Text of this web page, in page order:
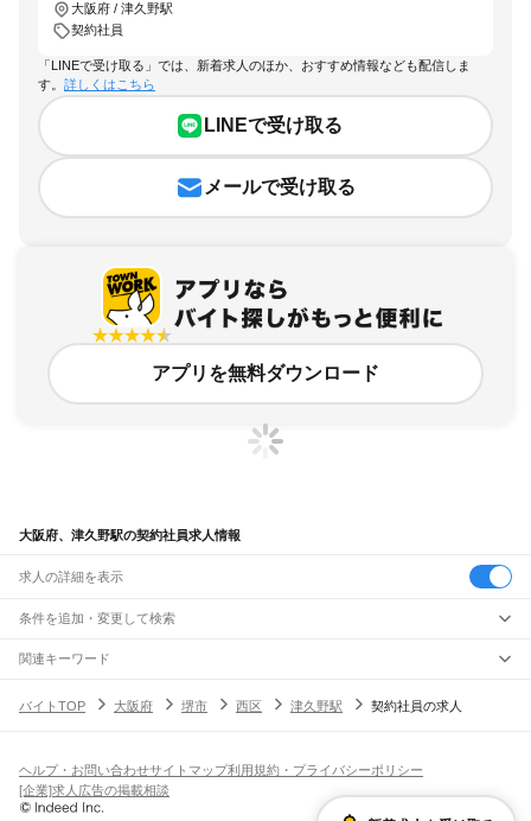
大阪府 / 津久野駅
契約社員
「LINEで受け取る」では、新着求人のほか、おすすめ情報なども配信しま
す。 詳しくはこちら
LINEで受け取る
メールで受け取る
アプリを無料ダウンロード
大阪府、津久野駅の契約社員求人情報
求人の詳細を表示
条件を追加・変更して検索
市区町村を追加・変更
大阪府すべて
生野区旭区城東区阿倍野区 住吉区東住吉区西成区淀川区 鶴見区
平野区北区中央区
駅を追加・変更
島本駅 高槻駅摂津富田駅 JR総持寺駅茨木駅 千里丘駅 岸辺駅吹田駅
新大阪駅大阪駅
JR神戸線(大阪～神戸)
飲食・フードサービス
飲食・フードサービス
ホールスタッフ
皿洗い・洗い場精肉・鮮魚加工
特徴を追加・変更
人気
関連キーワード
バイトTOP
大阪府 堺市 西区 津久野駅 契約社員の求人
ヘルプ・お問い合わせサイトマップ利用規約・プライバシーポリシー
[企業]求人広告の掲載相談